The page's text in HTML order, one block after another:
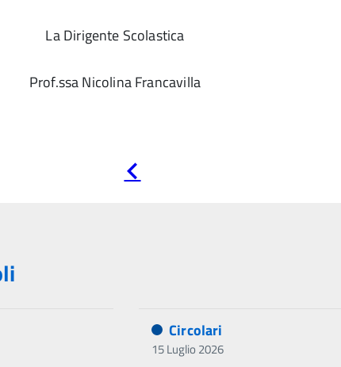
La Dirigente Scolastica
Prof.ssa Nicolina Francavilla
precedente
Circolari
15 Luglio 2026